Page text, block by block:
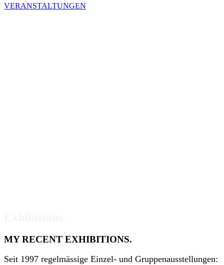
VERANSTALTUNGEN
MY RECENT EXHIBITIONS.
Seit 1997 regelmässige Einzel- und Gruppenausstellungen: